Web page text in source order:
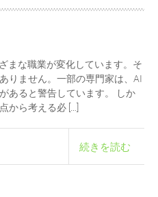
まな職業が変化しています。そ
りません。一部の専門家は、AI
あると警告しています。 しか
から考える必 […]
続きを読む